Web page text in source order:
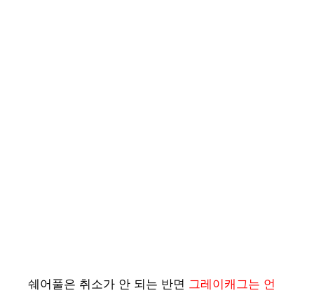
쉐어풀은 취소가 안 되는 반면 그레이캐그는 언